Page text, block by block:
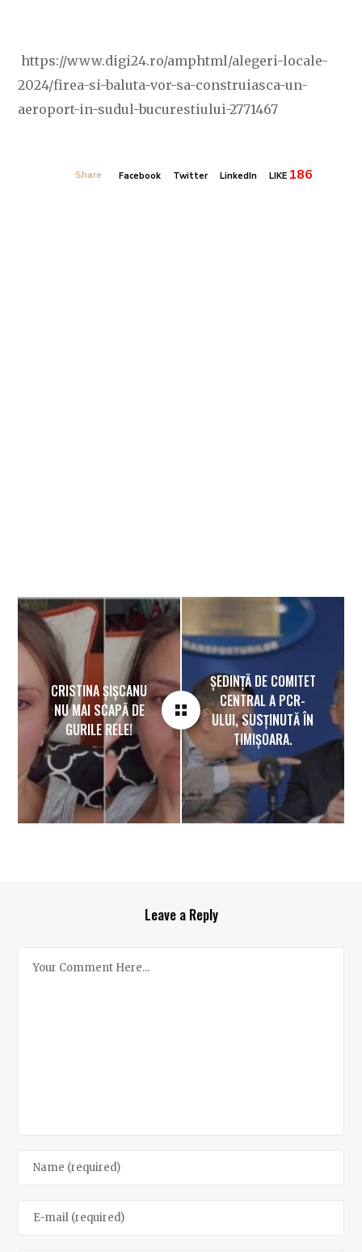
https://www.digi24.ro/amphtml/alegeri-locale-
2024/firea-si-baluta-vor-sa-construiasca-un-
aeroport-in-sudul-bucurestiului-2771467
Share Facebook Twitter LinkedIn LIKE 186
CRISTINA ȘIȘCANU
NU MAI SCAPĂ DE
GURILE RELE!
ȘEDINȚĂ DE COMITET
CENTRAL A PCR-
ULUI, SUSȚINUTĂ ÎN
TIMIȘOARA.
Leave a Reply